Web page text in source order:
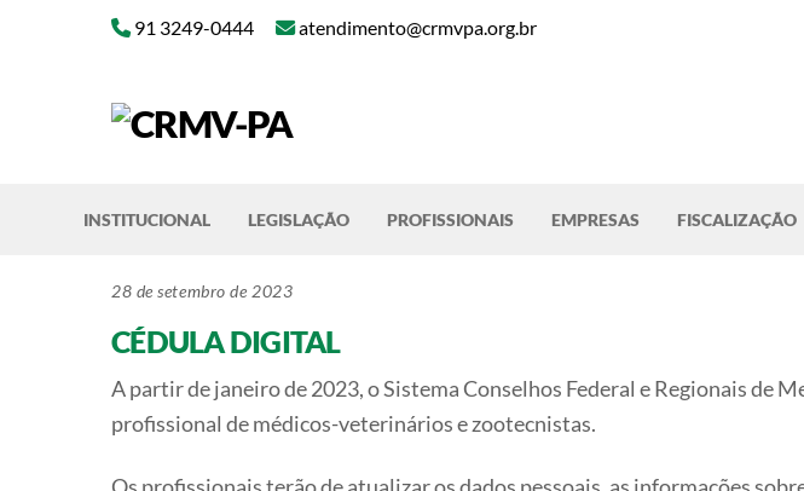
91 3249-0444 atendimento@crmvpa.org.br
INSTITUCIONAL LEGISLAÇÃO PROFISSIONAIS EMPRESAS FISCALIZAÇÃO
28 de setembro de 2023
CÉDULA DIGITAL
A partir de janeiro de 2023, o Sistema Conselhos Federal e Regionais de
profissional de médicos-veterinários e zootecnistas.